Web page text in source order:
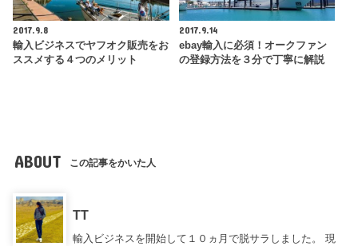
2017.9.8
輸入ビジネスでヤフオク販売をお
ススメする４つのメリット
2017.9.14
ebay輸入に必須！オークファン
の登録方法を３分で丁寧に解説
ABOUT この記事をかいた人
TT
輸入ビジネスを開始して１０ヵ月で脱サラしました。 現